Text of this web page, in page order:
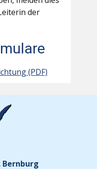
der
(PDF)
Bernburg